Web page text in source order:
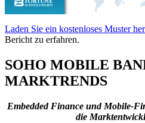
Laden Sie ein kostenloses Muster
Bericht zu erfahren.
SOHO MOBILE
MARKTRENDS
Embedded Finance und Mobile-
die